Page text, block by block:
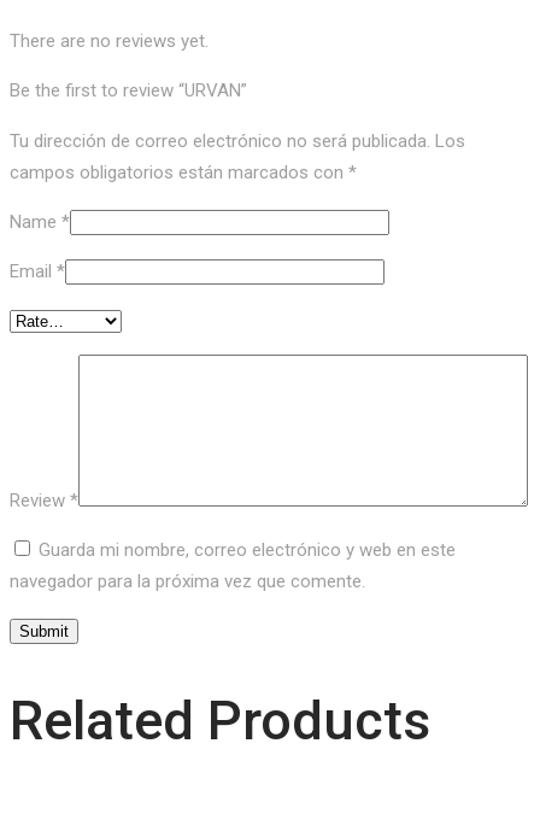
There are no reviews yet.
Be the first to review “URVAN”
Tu dirección de correo electrónico no será publicada. Los
campos obligatorios están marcados con *
Name *
Email *
Review *
Guarda mi nombre, correo electrónico y web en este
navegador para la próxima vez que comente.
Related Products